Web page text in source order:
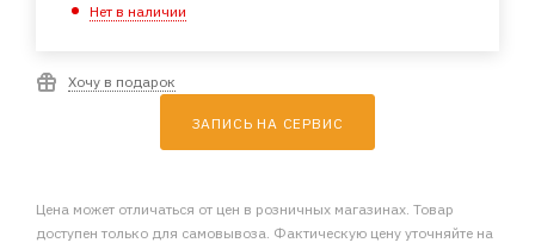
Нет в наличии
Хочу в подарок
ЗАПИСЬ НА СЕРВИС
Цена может отличаться от цен в розничных магазинах. Товар
доступен только для самовывоза. Фактическую цену уточняйте на